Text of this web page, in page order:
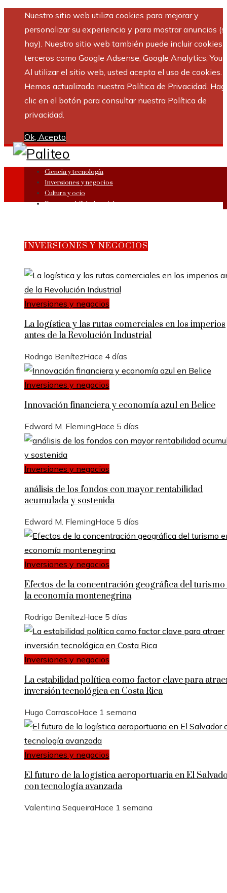
Nuestro sitio web utiliza cookies para mejorar y
personalizar su experiencia y para mostrar anuncios
hay). Nuestro sitio web también puede incluir cookies
terceros como Google Adsense, Google Analytics,
Al utilizar el sitio web, usted acepta el uso de cookies.
Hemos actualizado nuestra Política de Privacidad.
clic en el botón para consultar nuestra Política de
privacidad.
Ok, Acepto
Ciencia y tecnología
Inversiones y negocios
Cultura y ocio
Responsabilidad social
INVERSIONES Y NEGOCIOS
Inversiones y negocios
La logística y las rutas comerciales en los imperios
antes de la Revolución Industrial
Rodrigo BenítezHace 4 días
Inversiones y negocios
Innovación financiera y economía azul en Belice
Edward M. FlemingHace 5 días
Inversiones y negocios
análisis de los fondos con mayor rentabilidad
acumulada y sostenida
Edward M. FlemingHace 5 días
Inversiones y negocios
Efectos de la concentración geográfica del turismo
la economía montenegrina
Rodrigo BenítezHace 5 días
Inversiones y negocios
La estabilidad política como factor clave para
inversión tecnológica en Costa Rica
Hugo CarrascoHace 1 semana
Inversiones y negocios
El futuro de la logística aeroportuaria en El
con tecnología avanzada
Valentina SequeiraHace 1 semana